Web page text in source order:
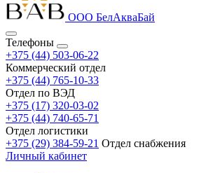
ООО БелАкваБай
Телефоны
+375 (44) 503-06-22
Коммерческий отдел
+375 (44) 765-10-33
Отдел по ВЭД
+375 (17) 320-03-02
+375 (44) 740-65-71
Отдел логистики
+375 (29) 384-59-21 Отдел снабжения
Личный кабинет